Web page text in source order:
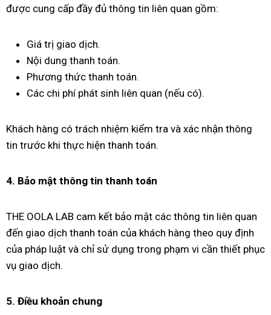
được cung cấp đầy đủ thông tin liên quan gồm:
Giá trị giao dịch.
Nội dung thanh toán.
Phương thức thanh toán.
Các chi phí phát sinh liên quan (nếu có).
Khách hàng có trách nhiệm kiểm tra và xác nhận thông
tin trước khi thực hiện thanh toán.
4. Bảo mật thông tin thanh toán
THE OOLA LAB cam kết bảo mật các thông tin liên quan
đến giao dịch thanh toán của khách hàng theo quy định
của pháp luật và chỉ sử dụng trong phạm vi cần thiết phục
vụ giao dịch.
5. Điều khoản chung